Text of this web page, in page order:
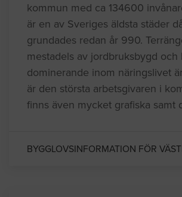
kommun med ca 134600
är en av Sveriges äldsta städer
grundades redan år 990.
mestadels av jordbruksbygd och
dominerande inom näringslivet
är den största arbetsgivaren i
finns även mycket grafiska samt
BYGGLOVSINFORMATION FÖR